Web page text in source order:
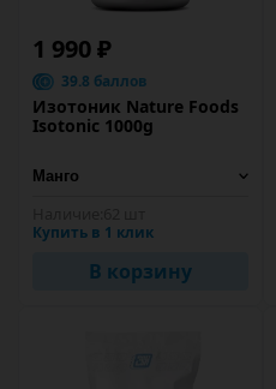
1 990 ₽
39.8 баллов
Изотоник Nature Foods
Isotonic 1000g
Купить в 1 клик
В корзину